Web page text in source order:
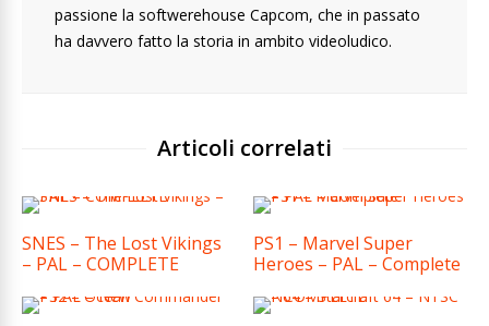
passione la softwerehouse Capcom, che in passato
ha davvero fatto la storia in ambito videoludico.
Articoli correlati
SNES – The Lost Vikings
– PAL – COMPLETE
PS1 – Marvel Super
Heroes – PAL – Complete